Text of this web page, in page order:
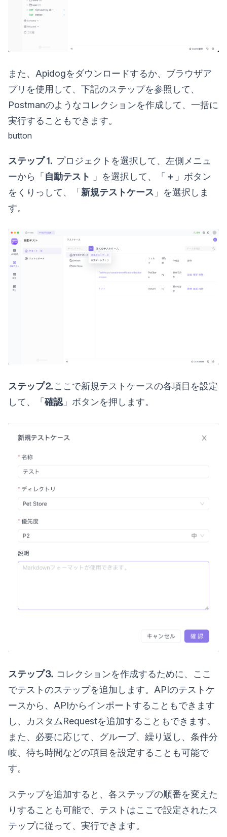
また、Apidogをダウンロードするか、ブラウザア
プリを使用して、下記のステップを参照して、
Postmanのようなコレクションを作成して、一括に
実行することもできます。
button
ステップ⒈ プロジェクトを選択して、左側メニュ
ーから「 自動テスト 」を選択して、「 ＋ 」ボタン
をくりっして、「 新規テストケース 」を選択しま
す。
ステップ⒉ここで新規テストケースの各項目を設定
して、「確認」ボタンを押します。
ステップ⒊ コレクションを作成するために、ここ
でテストのステップを追加します。APIのテストケ
ースから、APIからインポートすることもできます
し、カスタムRequestを追加することもできます。
また、必要に応じて、グループ、繰り返し、条件分
岐、待ち時間などの項目を設定することも可能で
す。
ステップを追加すると、各ステップの順番を変えた
りすることも可能で、テストはここで設定されたス
テップに従って、実行できます。